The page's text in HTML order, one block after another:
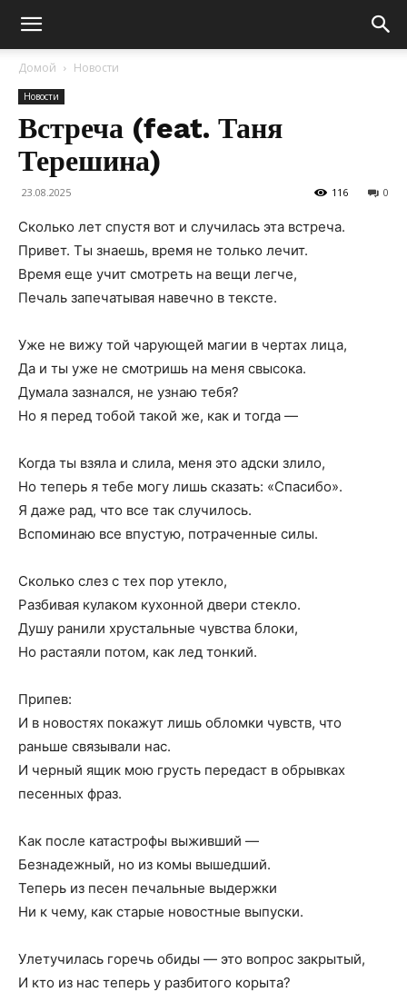
Домой Новости
Новости
Встреча (feat. Таня
Терешина)
23.08.2025 0
116
Сколько лет спустя вот и случилась эта встреча.
Привет. Ты знаешь, время не только лечит.
Время еще учит смотреть на вещи легче,
Печаль запечатывая навечно в тексте.
Уже не вижу той чарующей магии в чертах лица,
Да и ты уже не смотришь на меня свысока.
Думала зазнался, не узнаю тебя?
Но я перед тобой такой же, как и тогда —
Когда ты взяла и слила, меня это адски злило,
Но теперь я тебе могу лишь сказать: «Спасибо».
Я даже рад, что все так случилось.
Вспоминаю все впустую, потраченные силы.
Сколько слез с тех пор утекло,
Разбивая кулаком кухонной двери стекло.
Душу ранили хрустальные чувства блоки,
Но растаяли потом, как лед тонкий.
Припев:
И в новостях покажут лишь обломки чувств, что
раньше связывали нас.
И черный ящик мою грусть передаст в обрывках
песенных фраз.
Как после катастрофы выживший —
Безнадежный, но из комы вышедший.
Теперь из песен печальные выдержки
Ни к чему, как старые новостные выпуски.
Улетучилась горечь обиды — это вопрос закрытый,
И кто из нас теперь у разбитого корыта?